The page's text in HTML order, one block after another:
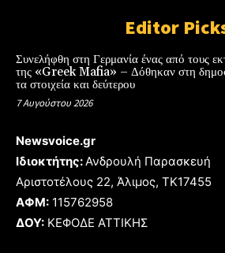
Editor
Συνελήφθη στη Γερμανία ένας από τους
της «Greek Mafia» – Δόθηκαν στη
τα στοιχεία και δεύτερου
7 Αυγούστου 2026
Newsvoice.gr
Ιδιοκτήτης: Ανδρουλή Παρασκευή
Αριστοτέλους 22, Άλιμος, TK17455
ΑΦΜ: 115762958
ΔΟΥ: ΚΕΦΟΔΕ ΑΤΤΙΚΗΣ